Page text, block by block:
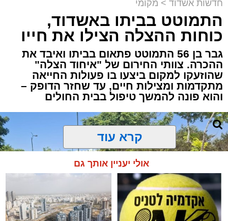
חדשות אשדוד > מקומי
התמוטט בביתו באשדוד,
כוחות ההצלה הצילו את חייו
גבר בן 56 התמוטט פתאום בביתו ואיבד את
ההכרה. צוותי החירום של "איחוד הצלה"
שהוזעקו למקום ביצעו בו פעולות החייאה
מתקדמות ומצילות חיים, עד שחזר הדופק –
והוא פונה להמשך טיפול בבית החולים
קרא עוד
אולי יעניין אותך גם